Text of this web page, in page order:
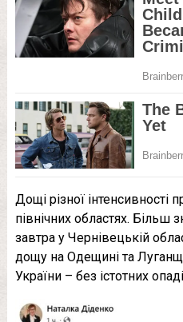
Дощі різної інтенсивності
північних областях. Більш
завтра у Чернівецькій
дощу на Одещині та
України – без істотних